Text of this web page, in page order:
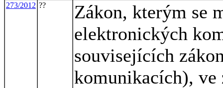
273/2012 ??
Zákon, kterým se
elektronických
souvisejících
komunikacích), ve